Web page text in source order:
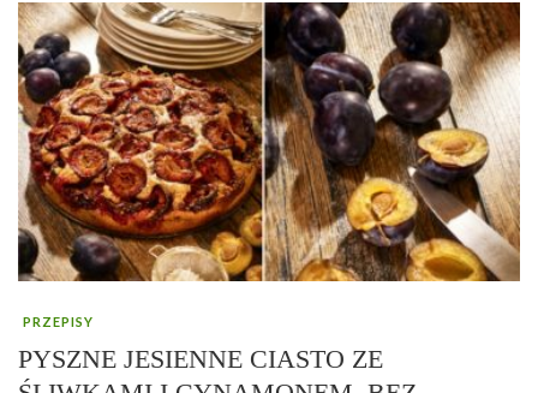
PRZEPISY
PYSZNE JESIENNE CIASTO ZE